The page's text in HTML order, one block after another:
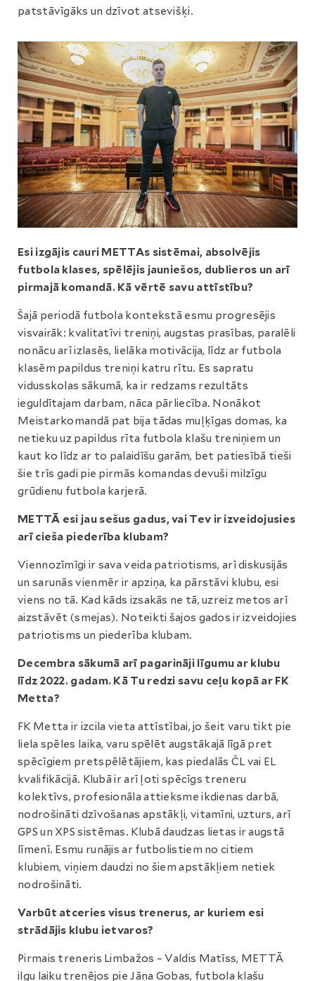
patstāvīgāks un dzīvot atsevišķi.
Esi izgājis cauri METTAs sistēmai, absolvējis
futbola klases, spēlējis jauniešos, dublieros un arī
pirmajā komandā. Kā vērtē savu attīstību?
Šajā periodā futbola kontekstā esmu progresējis
visvairāk: kvalitatīvi treniņi, augstas prasības, paralēli
nonācu arī izlasēs, lielāka motivācija, līdz ar futbola
klasēm papildus treniņi katru rītu. Es sapratu
vidusskolas sākumā, ka ir redzams rezultāts
ieguldītajam darbam, nāca pārliecība. Nonākot
Meistarkomandā pat bija tādas muļķīgas domas, ka
netieku uz papildus rīta futbola klašu treniņiem un
kaut ko līdz ar to palaidīšu garām, bet patiesībā tieši
šie trīs gadi pie pirmās komandas devuši milzīgu
grūdienu futbola karjerā.
METTĀ esi jau sešus gadus, vai Tev ir izveidojusies
arī cieša piederība klubam?
Viennozīmīgi ir sava veida patriotisms, arī diskusijās
un sarunās vienmēr ir apziņa, ka pārstāvi klubu, esi
viens no tā. Kad kāds izsakās ne tā, uzreiz metos arī
aizstāvēt (smejas). Noteikti šajos gados ir izveidojies
patriotisms un piederība klubam.
Decembra sākumā arī pagarināji līgumu ar klubu
līdz 2022. gadam. Kā Tu redzi savu ceļu kopā ar FK
Metta?
FK Metta ir izcila vieta attīstībai, jo šeit varu tikt pie
liela spēles laika, varu spēlēt augstākajā līgā pret
spēcīgiem pretspēlētājiem, kas piedalās ČL vai EL
kvalifikācijā. Klubā ir arī ļoti spēcīgs treneru
kolektīvs, profesionāla attieksme ikdienas darbā,
nodrošināti dzīvošanas apstākļi, vitamīni, uzturs, arī
GPS un XPS sistēmas. Klubā daudzas lietas ir augstā
līmenī. Esmu runājis ar futbolistiem no citiem
klubiem, viņiem daudzi no šiem apstākļiem netiek
nodrošināti.
Varbūt atceries visus trenerus, ar kuriem esi
strādājis klubu ietvaros?
Pirmais treneris Limbažos – Valdis Matīss, METTĀ
ilgu laiku trenējos pie Jāņa Gobas, futbola klašu